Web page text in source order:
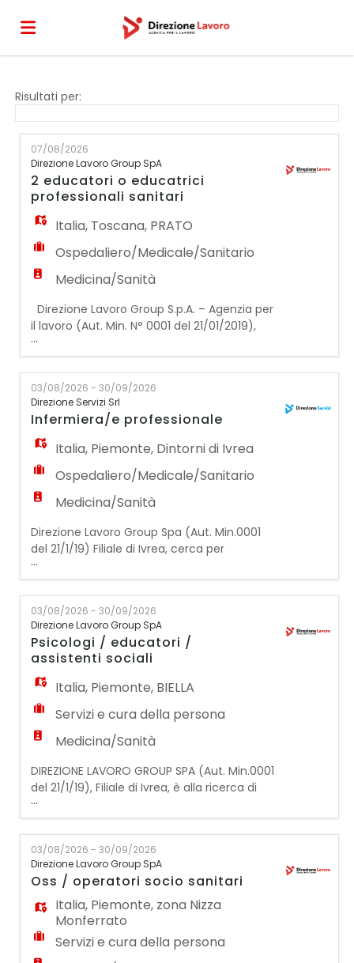
Offerte
di
lavoro
Carica
il
CV
Login
Risultati per:
07/08/2026
Direzione Lavoro Group SpA
2 educatori o educatrici
professionali sanitari
Italia, Toscana, PRATO
Ospedaliero/Medicale/Sanitario
Medicina/Sanità
Direzione Lavoro Group S.p.A. – Agenzia per
il lavoro (Aut. Min. N° 0001 del 21/01/2019),
filiale di Prato, per strutture sanitarie private
del territorio, ricerchiamo: 2 EDUCATORI O
EDUCATRICI PROFESSIONALI SANITARI Il profilo
ricercato, con orario full time, si occuperà
principalmente di: • Progettazione e
attuazione di interventi educativi
...
03/08/2026 - 30/09/2026
Direzione Servizi Srl
Infermiera/e professionale
Italia, Piemonte, Dintorni di Ivrea
Ospedaliero/Medicale/Sanitario
Medicina/Sanità
Direzione Lavoro Group Spa (Aut. Min.0001
del 21/1/19) Filiale di Ivrea, cerca per
importante struttura cliente fuori Ivrea
(To), operante nel settore assistenziale : -
INFERMIERA/E PROFESSIONALE Il/la
candidato/a ideale possiede le seguenti
caratteristiche : - abilitazione all'esercizio
della professione medica o rispondenti ai
requisiti per la
...
03/08/2026 - 30/09/2026
Direzione Lavoro Group SpA
Psicologi / educatori /
assistenti sociali
Italia, Piemonte, BIELLA
Servizi e cura della persona
Medicina/Sanità
DIREZIONE LAVORO GROUP SPA (Aut. Min.0001
del 21/1/19), Filiale di Ivrea, è alla ricerca di
psicologi in scienze tecniche psicologiche,
educatori prossionali e assistenti sociali da
inserire all'interno di struttura sanitaria
cliente. Principali compiti: • Gestione e
organizzazione delle attività degli ospiti.
• Supporto pro
...
03/08/2026 - 30/09/2026
Direzione Lavoro Group SpA
Oss / operatori socio sanitari
Italia, Piemonte, zona Nizza
Monferrato
Servizi e cura della persona